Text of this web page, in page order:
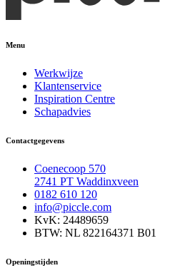
Menu
Werkwijze
Klantenservice
Inspiration Centre
Schapadvies
Contactgegevens
Coenecoop 570
2741 PT Waddinxveen
0182 610 120
info@piccle.com
KvK: 24489659
BTW: NL 822164371 B01
Openingstijden